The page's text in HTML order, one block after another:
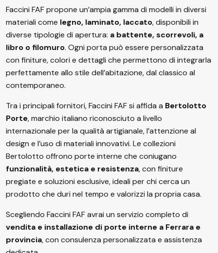
Faccini FAF propone un’ampia gamma di modelli in diversi
materiali come legno, laminato, laccato, disponibili in
diverse tipologie di apertura: a battente, scorrevoli, a
libro o filomuro. Ogni porta può essere personalizzata
con finiture, colori e dettagli che permettono di integrarla
perfettamente allo stile dell’abitazione, dal classico al
contemporaneo.
Tra i principali fornitori, Faccini FAF si affida a Bertolotto
Porte, marchio italiano riconosciuto a livello
internazionale per la qualità artigianale, l’attenzione al
design e l’uso di materiali innovativi. Le collezioni
Bertolotto offrono porte interne che coniugano
funzionalità, estetica e resistenza, con finiture
pregiate e soluzioni esclusive, ideali per chi cerca un
prodotto che duri nel tempo e valorizzi la propria casa.
Scegliendo Faccini FAF avrai un servizio completo di
vendita e installazione di porte interne a Ferrara e
provincia, con consulenza personalizzata e assistenza